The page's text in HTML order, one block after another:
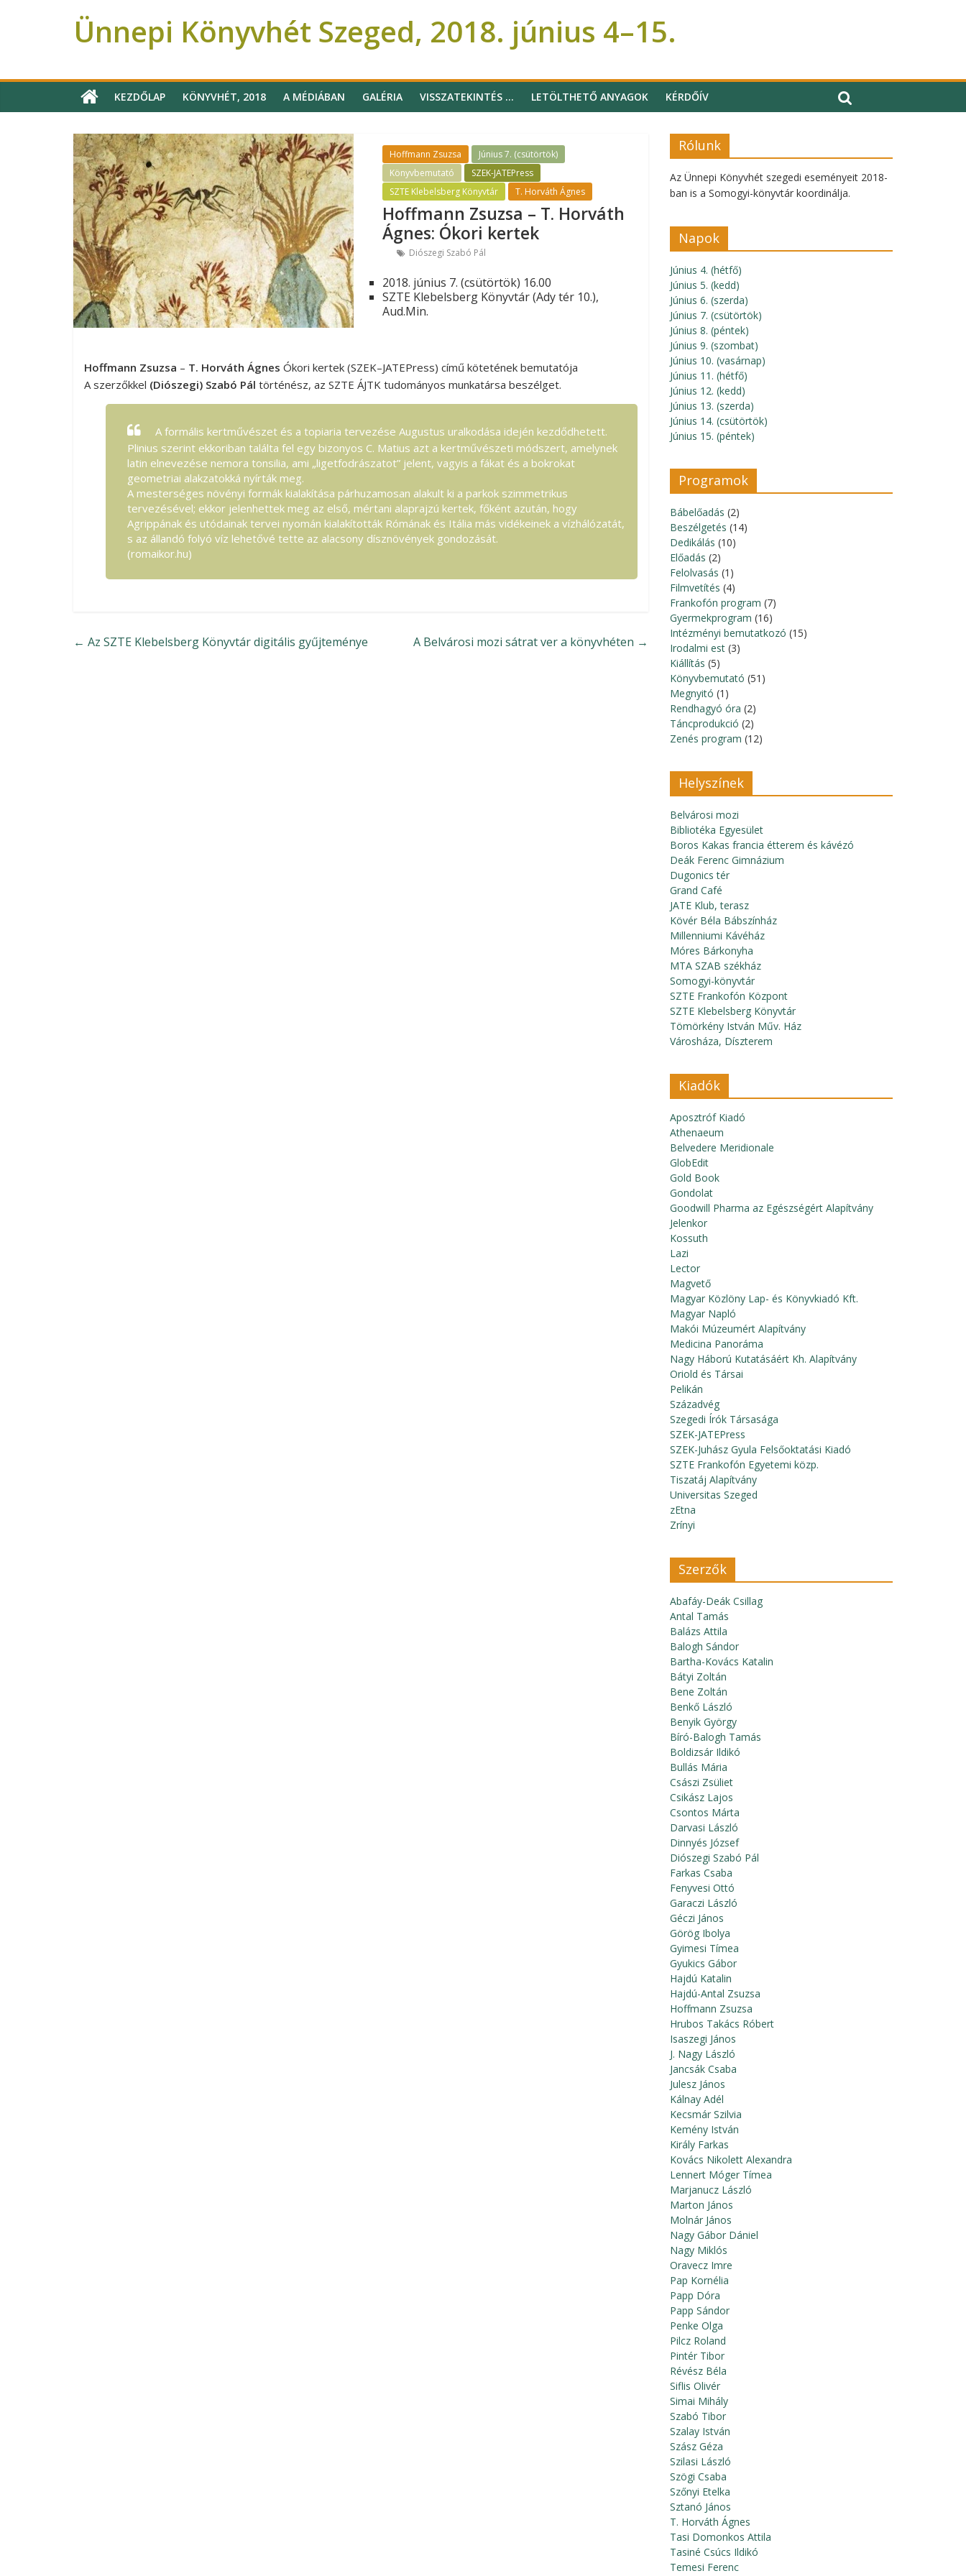
Ünnepi Könyvhét Szeged, 2018. június 4–15.
KEZDŐLAP KÖNYVHÉT, 2018 A MÉDIÁBAN GALÉRIA VISSZATEKINTÉS … LETÖLTHETŐ ANYAGOK KÉRDŐÍV
Hoffmann Zsuzsa
Június 7. (csütörtök)
Könyvbemutató
SZEK-JATEPress
SZTE Klebelsberg Könyvtár
T. Horváth Ágnes
Hoffmann Zsuzsa – T. Horváth
Ágnes: Ókori kertek
Diószegi Szabó Pál
2018. június 7. (csütörtök) 16.00
SZTE Klebelsberg Könyvtár (Ady tér 10.),
Aud.Min.
Hoffmann Zsuzsa – T. Horváth Ágnes Ókori kertek (SZEK–JATEPress) című kötetének bemutatója
A szerzőkkel (Diószegi) Szabó Pál történész, az SZTE ÁJTK tudományos munkatársa beszélget.
A formális kertművészet és a topiaria tervezése Augustus uralkodása idején kezdődhetett.
Plinius szerint ekkoriban találta fel egy bizonyos C. Matius azt a kertművészeti módszert, amelynek
latin elnevezése nemora tonsilia, ami „ligetfodrászatot” jelent, vagyis a fákat és a bokrokat
geometriai alakzatokká nyírták meg.
A mesterséges növényi formák kialakítása párhuzamosan alakult ki a parkok szimmetrikus
tervezésével; ekkor jelenhettek meg az első, mértani alaprajzú kertek, főként azután, hogy
Agrippának és utódainak tervei nyomán kialakították Rómának és Itália más vidékeinek a vízhálózatát,
s az állandó folyó víz lehetővé tette az alacsony dísznövények gondozását.
(romaikor.hu)
A Belvárosi mozi sátrat ver a könyvhéten →
← Az SZTE Klebelsberg Könyvtár digitális gyűjteménye
Rólunk
Az Ünnepi Könyvhét szegedi eseményeit 2018-
ban is a Somogyi-könyvtár koordinálja.
Napok
Június 4. (hétfő)
Június 5. (kedd)
Június 6. (szerda)
Június 7. (csütörtök)
Június 8. (péntek)
Június 9. (szombat)
Június 10. (vasárnap)
Június 11. (hétfő)
Június 12. (kedd)
Június 13. (szerda)
Június 14. (csütörtök)
Június 15. (péntek)
Programok
Bábelőadás (2)
Beszélgetés (14)
Dedikálás (10)
Előadás (2)
Felolvasás (1)
Filmvetítés (4)
Frankofón program (7)
Gyermekprogram (16)
Intézményi bemutatkozó (15)
Irodalmi est (3)
Kiállítás (5)
Könyvbemutató (51)
Megnyitó (1)
Rendhagyó óra (2)
Táncprodukció (2)
Zenés program (12)
Helyszínek
Belvárosi mozi
Bibliotéka Egyesület
Boros Kakas francia étterem és kávézó
Deák Ferenc Gimnázium
Dugonics tér
Grand Café
JATE Klub, terasz
Kövér Béla Bábszínház
Millenniumi Kávéház
Móres Bárkonyha
MTA SZAB székház
Somogyi-könyvtár
SZTE Frankofón Központ
SZTE Klebelsberg Könyvtár
Tömörkény István Műv. Ház
Városháza, Díszterem
Kiadók
Aposztróf Kiadó
Athenaeum
Belvedere Meridionale
GlobEdit
Gold Book
Gondolat
Goodwill Pharma az Egészségért Alapítvány
Jelenkor
Kossuth
Lazi
Lector
Magvető
Magyar Közlöny Lap- és Könyvkiadó Kft.
Magyar Napló
Makói Múzeumért Alapítvány
Medicina Panoráma
Nagy Háború Kutatásáért Kh. Alapítvány
Oriold és Társai
Pelikán
Századvég
Szegedi Írók Társasága
SZEK-JATEPress
SZEK-Juhász Gyula Felsőoktatási Kiadó
SZTE Frankofón Egyetemi közp.
Tiszatáj Alapítvány
Universitas Szeged
zEtna
Zrínyi
Szerzők
Abafáy-Deák Csillag
Antal Tamás
Balázs Attila
Balogh Sándor
Bartha-Kovács Katalin
Bátyi Zoltán
Bene Zoltán
Benkő László
Benyik György
Bíró-Balogh Tamás
Boldizsár Ildikó
Bullás Mária
Császi Zsüliet
Csikász Lajos
Csontos Márta
Darvasi László
Dinnyés József
Diószegi Szabó Pál
Farkas Csaba
Fenyvesi Ottó
Garaczi László
Géczi János
Görög Ibolya
Gyimesi Tímea
Gyukics Gábor
Hajdú Katalin
Hajdú-Antal Zsuzsa
Hoffmann Zsuzsa
Hrubos Takács Róbert
Isaszegi János
J. Nagy László
Jancsák Csaba
Julesz János
Kálnay Adél
Kecsmár Szilvia
Kemény István
Király Farkas
Kovács Nikolett Alexandra
Lennert Móger Tímea
Marjanucz László
Marton János
Molnár János
Nagy Gábor Dániel
Nagy Miklós
Oravecz Imre
Pap Kornélia
Papp Dóra
Papp Sándor
Penke Olga
Pilcz Roland
Pintér Tibor
Révész Béla
Siflis Olivér
Simai Mihály
Szabó Tibor
Szalay István
Szász Géza
Szilasi László
Szögi Csaba
Szőnyi Etelka
Sztanó János
T. Horváth Ágnes
Tasi Domonkos Attila
Tasiné Csúcs Ildikó
Temesi Ferenc